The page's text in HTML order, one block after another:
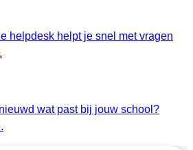
helpdesk helpt je snel met vragen
wat past bij jouw school?